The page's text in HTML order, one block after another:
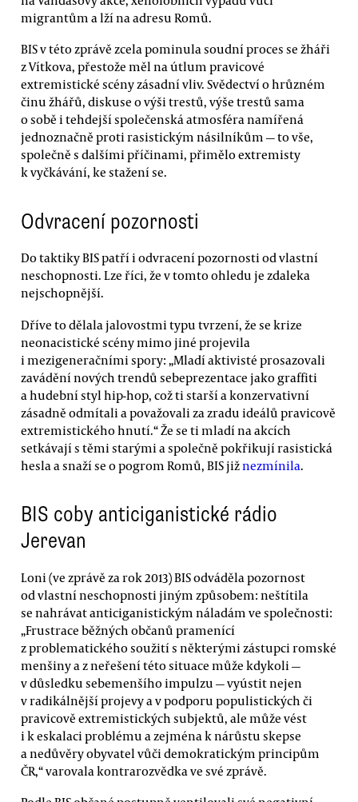
migrantům a lží na adresu Romů.
BIS v této zprávě zcela pominula soudní proces se žháři
z Vítkova, přestože měl na útlum pravicové
extremistické scény zásadní vliv. Svědectví o hrůzném
činu žhářů, diskuse o výši trestů, výše trestů sama
o sobě i tehdejší společenská atmosféra namířená
jednoznačně proti rasistickým násilníkům — to vše,
společně s dalšími příčinami, přimělo extremisty
k vyčkávání, ke stažení se.
Odvracení pozornosti
Do taktiky BIS patří i odvracení pozornosti od vlastní
neschopnosti. Lze říci, že v tomto ohledu je zdaleka
nejschopnější.
Dříve to dělala jalovostmi typu tvrzení, že se krize
neonacistické scény mimo jiné projevila
i mezigeneračními spory: „Mladí aktivisté prosazovali
zavádění nových trendů sebeprezentace jako graffiti
a hudební styl hip-hop, což ti starší a konzervativní
zásadně odmítali a považovali za zradu ideálů pravicově
extremistického hnutí.“ Že se ti mladí na akcích
setkávají s těmi starými a společně pokřikují rasistická
hesla a snaží se o pogrom Romů, BIS jižnezmínila.
BIS coby anticiganistické rádio
Jerevan
Loni (ve zprávě za rok 2013) BIS odváděla pozornost
od vlastní neschopnosti jiným způsobem: neštítila
se nahrávat anticiganistickým náladám ve společnosti:
„Frustrace běžných občanů pramenící
z problematického soužití s některými zástupci romské
menšiny a z neřešení této situace může kdykoli —
v důsledku sebemenšího impulzu — vyústit nejen
v radikálnější projevy a v podporu populistických či
pravicově extremistických subjektů, ale může vést
i k eskalaci problému a zejména k nárůstu skepse
a nedůvěry obyvatel vůči demokratickým principům
ČR,“ varovala kontrarozvědka ve své zprávě.